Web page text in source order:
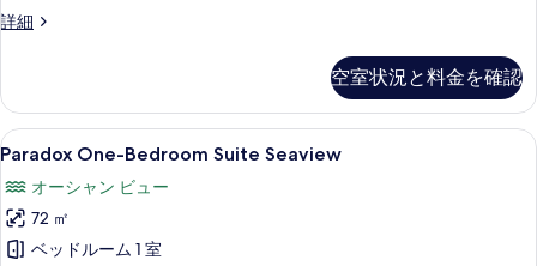
て
真
を
示
す
詳細
One-
View
の
詳
空室状況と料金を確認
Paradox
One-
Bedroom
Suite
Seaview
Paradox One-Bedroom Suite
7
Paradox One-Bedroom Suite Seaview
オーシャン ビュー
72 ㎡
ベッドルーム 1 室